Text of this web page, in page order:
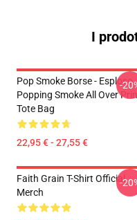
I
Pop Smoke Borse - Esploso
Popping Smoke All Over
Tote Bag
22,95 € - 27,55 €
-
Faith Grain T-Shirt Official
Merch
-